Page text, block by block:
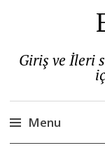
Giriş ve İleri
Menu